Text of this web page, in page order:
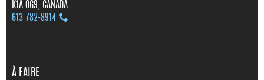
K1A 0G9, CANADA
613 782‑8914
À FAIRE